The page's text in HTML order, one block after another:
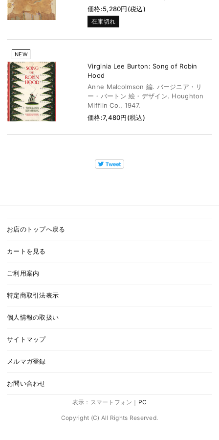
価格:5,280円(税込)
在庫切れ
NEW
Virginia Lee Burton: Song of Robin
Hood
Anne Malcolmson 編. バージニア・リ
ー・バートン 絵・デザイン. Houghton
Mifflin Co., 1947.
価格:7,480円(税込)
お店のトップへ戻る
カートを見る
ご利用案内
特定商取引法表示
個人情報の取扱い
サイトマップ
メルマガ登録
お問い合わせ
表示：スマートフォン｜ PC
Copyright (C) All Rights Reserved.